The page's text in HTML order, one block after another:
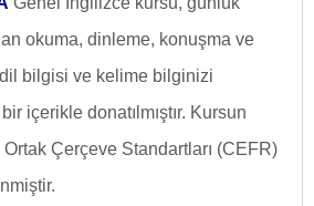
okuma, dinleme, konuşma ve
bilgisi ve kelime bilginizi
içerikle donatılmıştır. Kursun
Çerçeve Standartları (CEFR)